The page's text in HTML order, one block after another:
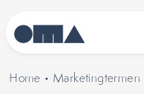
Home • Marketingtermen